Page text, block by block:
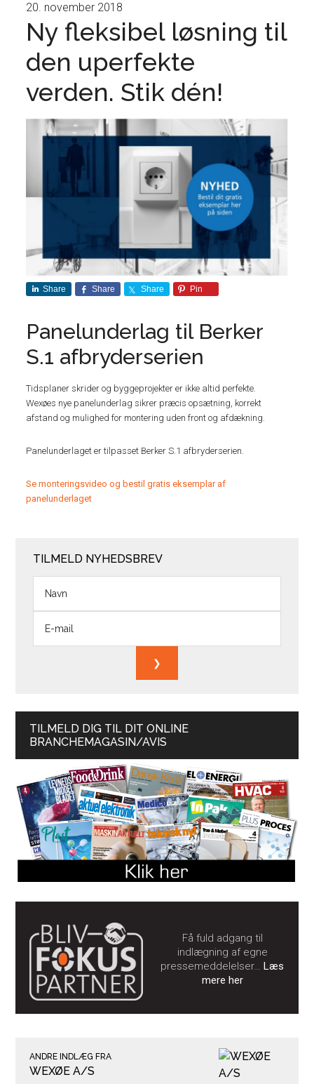
20. november 2018
Ny fleksibel løsning til
den uperfekte
verden. Stik dén!
Share Share Share Pin
Panelunderlag til Berker
S.1 afbryderserien
Tidsplaner skrider og byggeprojekter er ikke altid perfekte.
Wexøes nye panelunderlag sikrer præcis opsætning, korrekt
afstand og mulighed for montering uden front og afdækning.
Panelunderlaget er tilpasset Berker S.1 afbryderserien.
Se monteringsvideo og bestil gratis eksemplar af
panelunderlaget
TILMELD NYHEDSBREV
TILMELD DIG TIL DIT ONLINE
BRANCHEMAGASIN/AVIS
Få fuld adgang til
indlægning af egne
pressemeddelelser… Læs
mere her
ANDRE INDLÆG FRA
WEXØE A/S